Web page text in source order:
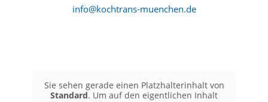
info@kochtrans-muenchen.de
Sie sehen gerade einen Platzhalterinhalt von
Standard. Um auf den eigentlichen Inhalt